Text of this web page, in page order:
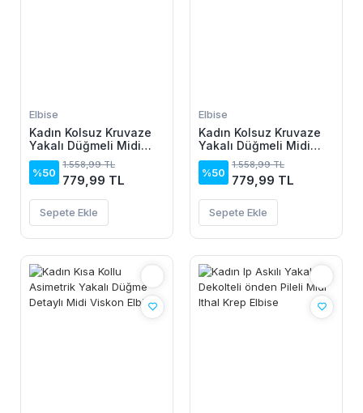
Elbise
Kadın Kolsuz Kruvaze
Yakalı Düğmeli Midi
Keten Elbise
%50
1.558,99 TL
779,99 TL
Sepete Ekle
Elbise
Kadın Kolsuz Kruvaze
Yakalı Düğmeli Midi
Keten Elbise
%50
1.558,99 TL
779,99 TL
Sepete Ekle